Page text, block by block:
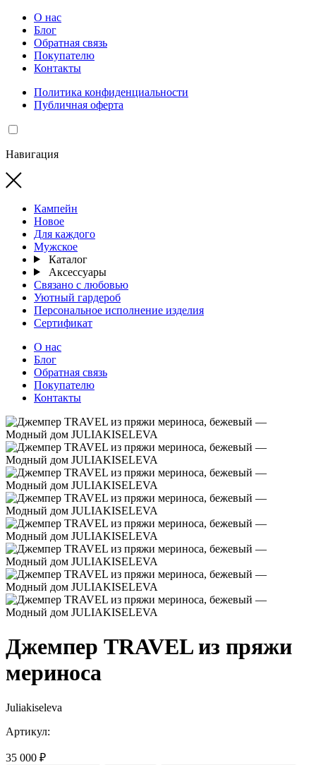
О нас
Блог
Обратная связь
Покупателю
Контакты
Политика конфиденциальности
Публичная оферта
Навигация
Кампейн
Новое
Для каждого
Мужское
Каталог
Аксессуары
Связано с любовью
Уютный гардероб
Персональное исполнение изделия
Сертификат
О нас
Блог
Обратная связь
Покупателю
Контакты
Джемпер TRAVEL из пряжи
мериноса
Juliakiseleva
Артикул:
35 000 ₽